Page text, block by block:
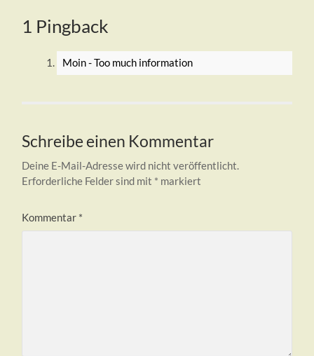
1 Pingback
Moin - Too much information
Schreibe einen Kommentar
Deine E-Mail-Adresse wird nicht veröffentlicht.
Erforderliche Felder sind mit * markiert
Kommentar *